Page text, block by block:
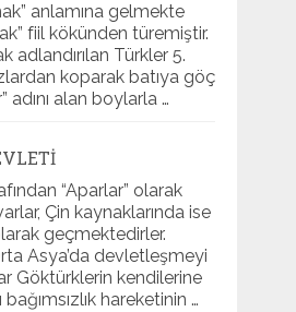
anlamına gelmekte
fiil kökünden türemiştir.
adlandırılan Türkler 5.
koparak batıya göç
adını alan boylarla …
“Aparlar” olarak
Çin kaynaklarında ise
geçmektedirler.
Asya’da devletleşmeyi
Göktürklerin kendilerine
bağımsızlık hareketinin …